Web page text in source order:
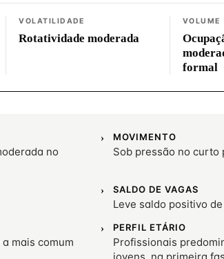
VOLATILIDADE
Rotatividade moderada
VOLUME
formal
no
MOVIMENTO
Sob pressão no curto
SALDO DE VAGAS
Leve saldo positivo
mais comum
PERFIL ETÁRIO
Profissionais